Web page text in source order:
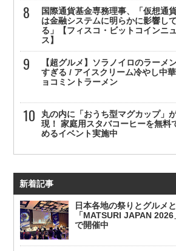
国際通貨基金専務理事、「仮想通
は金融システムに明らかに影響し
る」【フィスコ・ビットコインニ
ス】
【超グルメ】ソラノイロのラーメ
すぎる / アイスクリーム冷やし中
ョコミントラーメン
丸の内に「おうち型マグカップ」
現！ 家庭用スタバコーヒーを無料
めるイベント実施中
新着記事
日本各地の祭りとグルメ
「MATSURI JAPAN
で開催中